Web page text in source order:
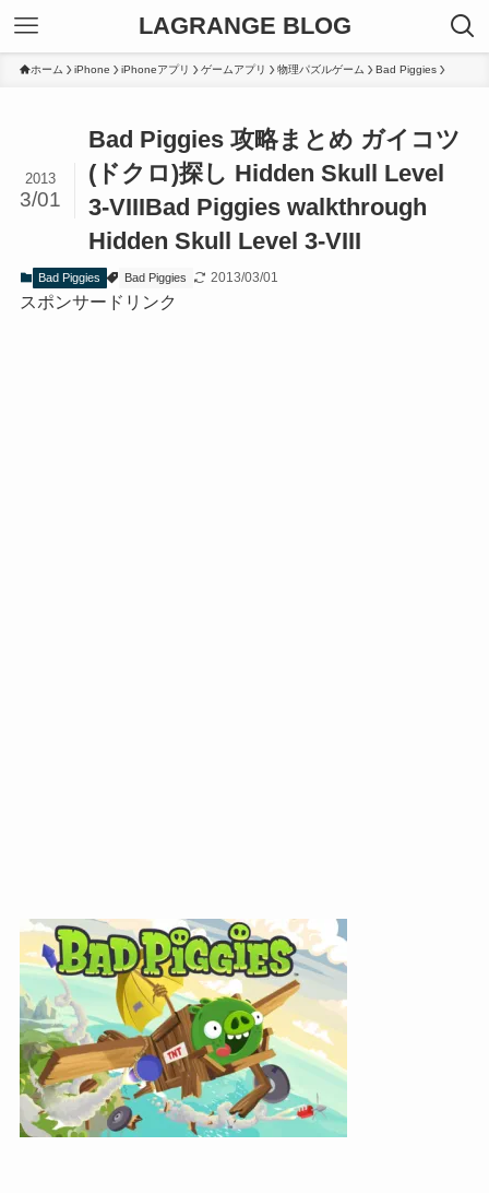
LAGRANGE BLOG
ホーム iPhone iPhoneアプリ ゲームアプリ 物理パズルゲーム Bad Piggies
Bad Piggies 攻略まとめ ガイコツ
(ドクロ)探し Hidden Skull Level
3-VIIIBad Piggies walkthrough
Hidden Skull Level 3-VIII
2013
3/01
Bad Piggies Bad Piggies 2013/03/01
スポンサードリンク